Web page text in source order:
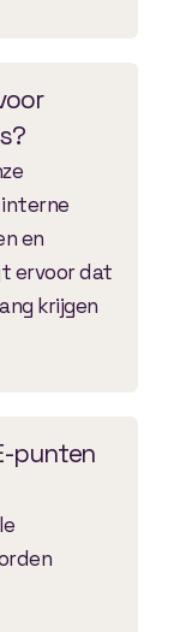
en
ervoor dat
krijgen
punten